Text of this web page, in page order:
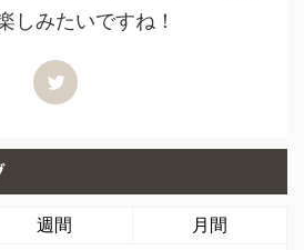
しみたいですね！
週間 月間